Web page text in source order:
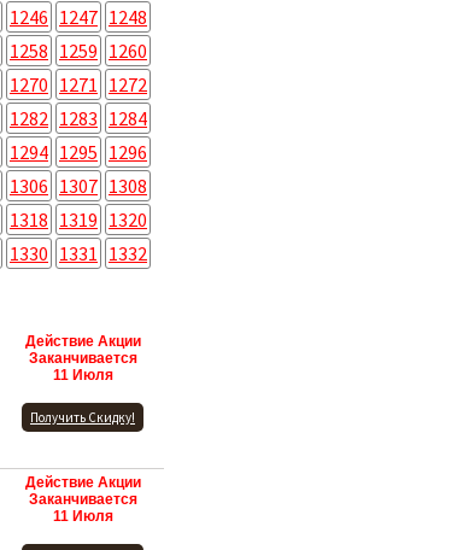
1246 1247 1248
1258 1259 1260
1270 1271 1272
1282 1283 1284
1294 1295 1296
1306 1307 1308
1318 1319 1320
1330 1331 1332
Действие Акции
Заканчивается
11 Июля
Получить Скидку!
Действие Акции
Заканчивается
11 Июля